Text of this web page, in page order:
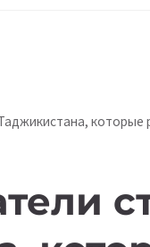
которые